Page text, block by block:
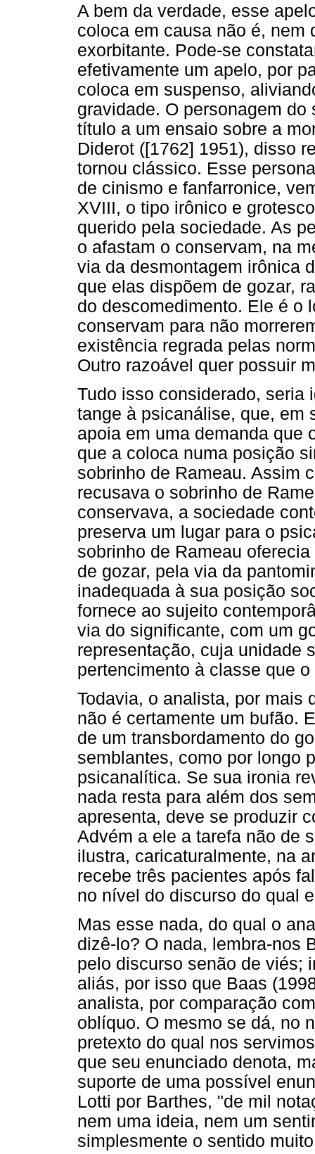
A bem da verdade, esse
coloca em causa não é, nem
exorbitante. Pode-se
efetivamente um apelo, por
coloca em suspenso,
gravidade. O personagem
título a um ensaio sobre a
Diderot ([1762] 1951), disso
tornou clássico. Esse
de cinismo e fanfarronice,
XVIII, o tipo irônico e
querido pela sociedade. As
o afastam o conservam, na
via da desmontagem irônica
que elas dispõem de gozar,
do descomedimento. Ele é o
conservam para não
existência regrada pelas
Outro razoável quer possuir
Tudo isso considerado, seria
tange à psicanálise, que, em
apoia em uma demanda que
que a coloca numa posição
sobrinho de Rameau. Assim
recusava o sobrinho de
conservava, a sociedade
preserva um lugar para o
sobrinho de Rameau
de gozar, pela via da
inadequada à sua posição
fornece ao sujeito
via do significante, com um
representação, cuja unidade
pertencimento à classe que
Todavia, o analista, por mais
não é certamente um bufão.
de um transbordamento do
semblantes, como por longo
psicanalítica. Se sua ironia
nada resta para além dos
apresenta, deve se produzir
Advém a ele a tarefa não de
ilustra, caricaturalmente, na
recebe três pacientes após
no nível do discurso do qual
Mas esse nada, do qual o
dizê-lo? O nada, lembra-nos
pelo discurso senão de viés;
aliás, por isso que Baas
analista, por comparação
oblíquo. O mesmo se dá, no
pretexto do qual nos
que seu enunciado denota,
suporte de uma possível
Lotti por Barthes, "de mil
nem uma ideia, nem um
simplesmente o sentido